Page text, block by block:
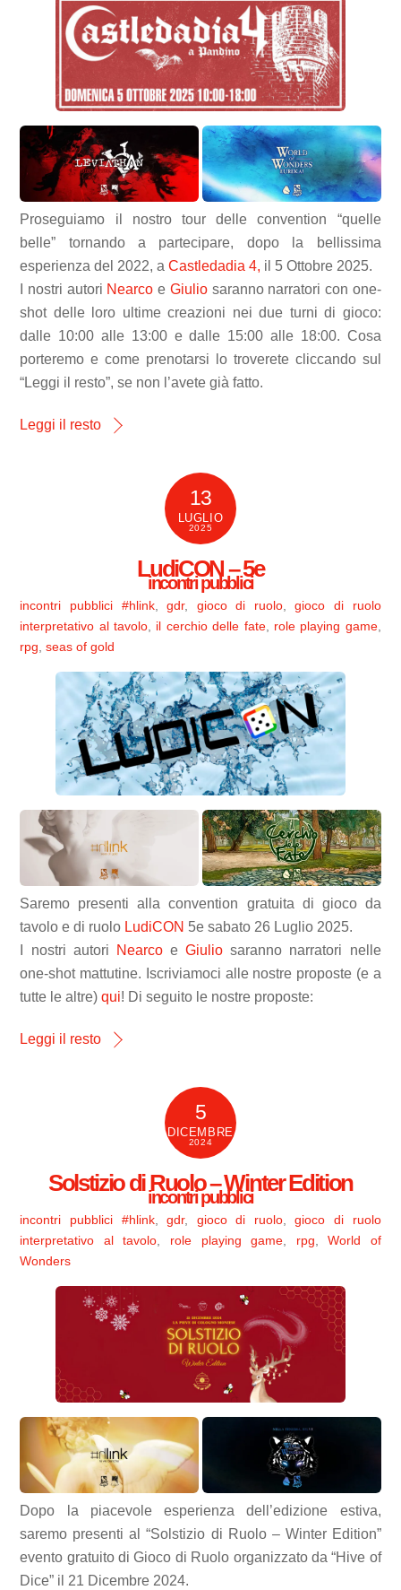
Proseguiamo il nostro tour delle convention “quelle
belle” tornando a partecipare, dopo la bellissima
esperienza del 2022, aCastledadia 4, il 5 Ottobre 2025.
I nostri autori Nearco e Giuliosaranno narratori con one-
shot delle loro ultime creazioni nei due turni di gioco:
dalle 10:00 alle 13:00 e dalle 15:00 alle 18:00. Cosa
porteremo e come prenotarsi lo troverete cliccando sul
“Leggi il resto”, se non l’avete già fatto.
Leggi il resto
13
LUGLIO
2025
LudiCON – 5e
incontri pubblici
incontri pubblici #hlink,gdr, gioco di ruolo,gioco di ruolo
interpretativo al tavolo
il cerchio delle fate, role playing game,
rpg ,seas of gold
Saremo presenti alla convention gratuita di gioco da
tavolo e di ruolo LudiCON 5e sabato 26 Luglio 2025.
I nostri autori
NearcoeGiulio saranno narratori nelle
one-shot mattutine. Iscriviamoci alle nostre proposte (e a
tutte le altre)qui! Di seguito le nostre proposte:
Leggi il resto
5
DICEMBRE
2024
Solstizio di Ruolo – Winter Edition
incontri pubblici
incontri pubblici #hlink,gdr, gioco di ruolo,gioco di ruolo
interpretativo al tavolo, role playing game, rpg,World of
Wonders
Dopo la piacevole esperienza dell’edizione estiva,
saremo presenti al “Solstizio di Ruolo – Winter Edition”
evento gratuito di Gioco di Ruolo organizzato da “Hive of
Dice” il 21 Dicembre 2024.